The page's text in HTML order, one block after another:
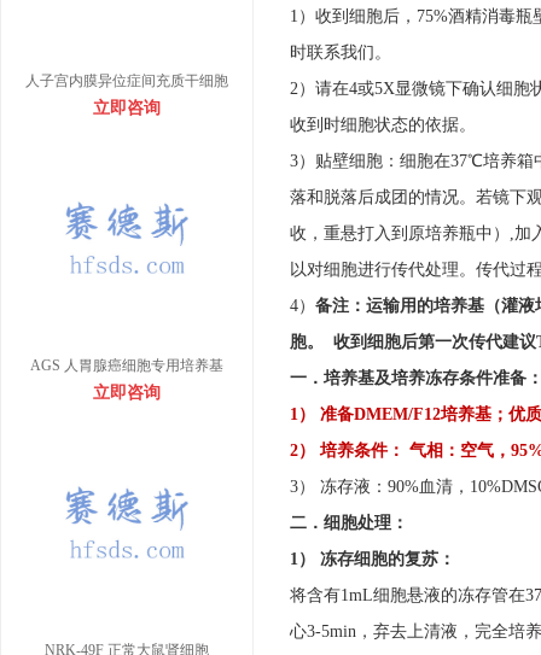
人子宫内膜异位症间充质干细胞
立即咨询
AGS 人胃腺癌细胞专用培养基
立即咨询
NRK-49F 正常大鼠肾细胞
1）收到细胞后，75%酒精消毒
时联系我们。
2）请在4或5X显微镜下确认细胞
收到时细胞状态的依据。
3）贴壁细胞：细胞在37℃培养箱
落和脱落后成团的情况。若镜下
收，重悬打入到原培养瓶中）,加
以对细胞进行传代处理。传代过
4） 备注：运输用的培养基（灌
胞。 收到细胞后第一次传代建
一．培养基及培养冻存条件准备
1） 准备DMEM/F12培养基；优
2） 培养条件： 气相：空气，
3） 冻存液：90%血清，
二．细胞处理：
1） 冻存细胞的复苏：
将含有1mL细胞悬液的冻存管在
心3-5min，弃去上清液，完全培